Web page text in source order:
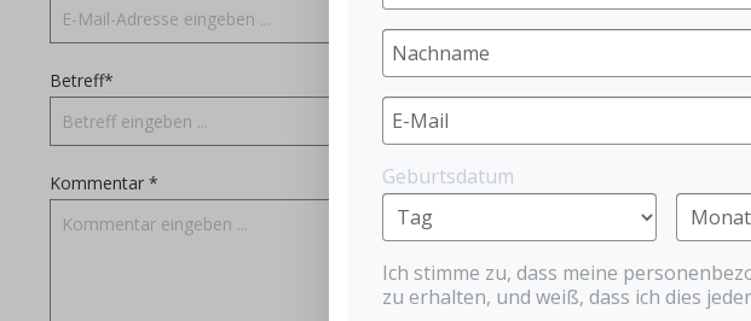
Betreff*
Kommentar * Geburtsdatum
Ich stimme zu, dass meine
zu erhalten, und weiß, dass ich dies